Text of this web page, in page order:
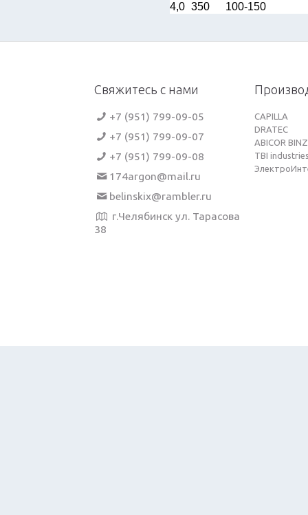
4,0 350 100-150
Свяжитесь с нами
+7 (951) 799-09-05
+7 (951) 799-09-07
+7 (951) 799-09-08
174argon@mail.ru
belinskix@rambler.ru
г.Челябинск ул. Тарасова
38
CAPILLA
DRATEC
ABICOR
TBI